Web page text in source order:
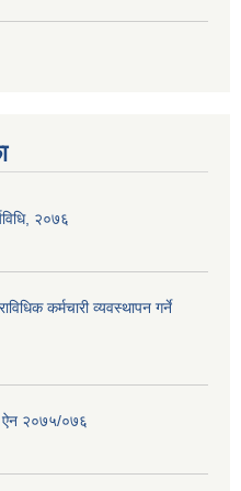
२०७६
कर्मचारी व्यवस्थापन गर्ने
ऐन २०७५/०७६